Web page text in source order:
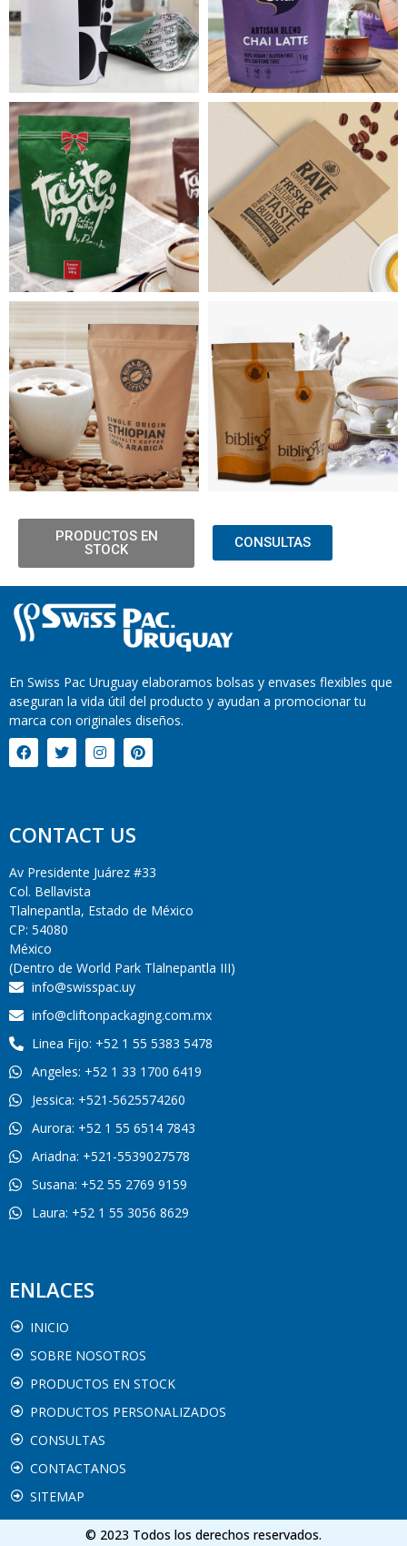
PRODUCTOS EN
STOCK
CONSULTAS
En Swiss Pac Uruguay elaboramos bolsas y envases flexibles que
aseguran la vida útil del producto y ayudan a promocionar tu
marca con originales diseños.
CONTACT US
Av Presidente Juárez #33
Col. Bellavista
Tlalnepantla, Estado de México
CP: 54080
México
(Dentro de World Park Tlalnepantla III)
info@swisspac.uy
info@cliftonpackaging.com.mx
Linea Fijo: +52 1 55 5383 5478
Angeles: +52 1 33 1700 6419
Jessica: +521-5625574260
Aurora: +52 1 55 6514 7843
Ariadna: +521-5539027578
Susana: +52 55 2769 9159
Laura: +52 1 55 3056 8629
ENLACES
INICIO
SOBRE NOSOTROS
PRODUCTOS EN STOCK
PRODUCTOS PERSONALIZADOS
CONSULTAS
CONTACTANOS
SITEMAP
© 2023 Todos los derechos reservados.